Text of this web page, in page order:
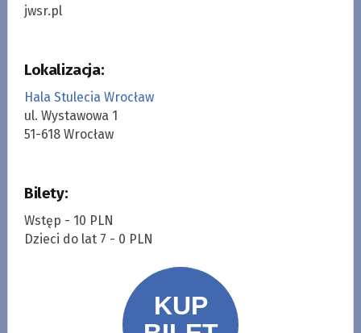
jwsr.pl
Lokalizacja:
Hala Stulecia Wrocław
ul. Wystawowa 1
51-618 Wrocław
Bilety:
Wstęp - 10 PLN
Dzieci do lat 7 - 0 PLN